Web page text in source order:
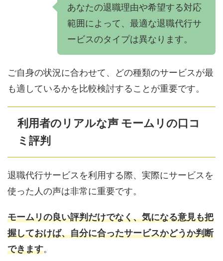
あなたの退職理由や希望する対応
範囲によって、最適な退職代行サ
ービスのタイプは異なります。
ご自身の状況に合わせて、どの種類のサービスが最
も適しているかを比較検討することが重要です。
利用者のリアルな声 モームリの口コ
ミ評判
退職代行サービスを利用する際、実際にサービスを
使った人の声は非常に重要です。
モームリの良い評判だけでなく、気になる意見も把
握しておけば、自分に合ったサービスかどうか判断
できます。